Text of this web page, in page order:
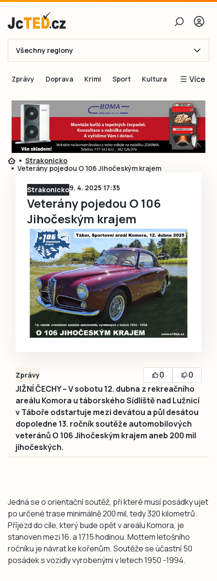
E-mail
Obnovit heslo
Přihlásit se
Přihlásit se přes Facebook
Ještě nemám účet, chci se
Všechny regiony
Zprávy Doprava Krimi Sport Kultura Více
Blogy
Inspirace
Čtenáři píší
Speciální přílohy
Strakonicko
Veterány pojedou O 106 Jihočeským krajem
Strakonicko9. 4. 2025 17:35
Veterány pojedou O 106
Jihočeským krajem
Zprávy 0
0
JIŽNÍ ČECHY – V sobotu 12. dubna z rekreačního
areálu Komora u táborského Sídliště nad Lužnicí
v Táboře odstartuje mezi devátou a půl desátou
dopoledne 13. ročník soutěže automobilových
veteránů O 106 Jihočeským krajem aneb 200 mil
jihočeských.
Jedná se o orientační soutěž, při které musí posádky ujet
po určené trase minimálně 200 mil, tedy 320 kilometrů.
Příjezd do cíle, který bude opět v areálu Komora, je
stanoven mezi 16. a 17.15 hodinou. Mottem letošního
ročníku je návrat ke kořenům. Soutěže se účastní 50
posádek s vozidly vyrobenými v letech 1950 -1994.